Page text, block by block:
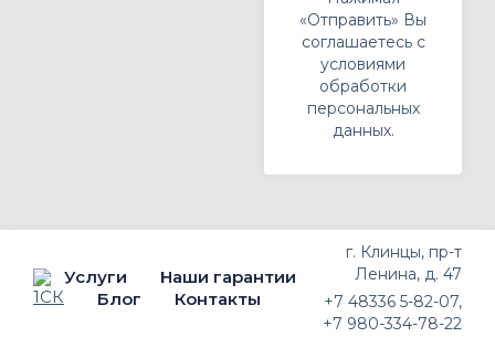
«Отправить» Вы
соглашаетесь с
условиями
обработки
персональных
данных.
Услуги
Наши гарантии
Блог
Контакты
г. Клинцы, пр-т
Ленина, д. 47
+7 48336 5-82-07,
+7 980-334-78-22